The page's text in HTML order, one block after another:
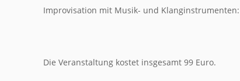
Improvisation mit Musik- und
Die Veranstaltung kostet insgesamt 99 Euro.